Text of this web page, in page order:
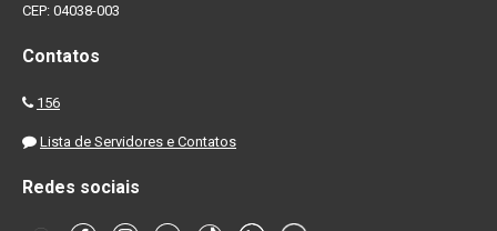
CEP: 04038-003
Contatos
156
Lista de Servidores e Contatos
Redes sociais